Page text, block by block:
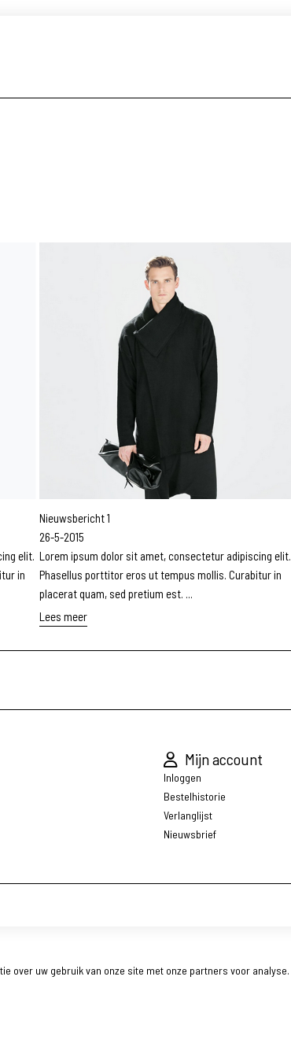
elit.
in
Nieuwsbericht 1
26-5-2015
Lorem ipsum dolor sit amet, consectetur adipiscing elit.
Phasellus porttitor eros ut tempus mollis. Curabitur in
placerat quam, sed pretium est. ...
Lees meer
Mijn account
Inloggen
Bestelhistorie
Verlanglijst
Nieuwsbrief
over uw gebruik van onze site met onze partners voor analyse.